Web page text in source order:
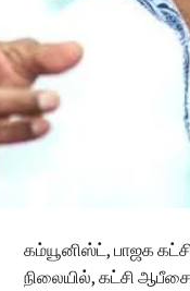
கம்யூனிஸ்ட், பாஜக
நிலையில், கட்சி